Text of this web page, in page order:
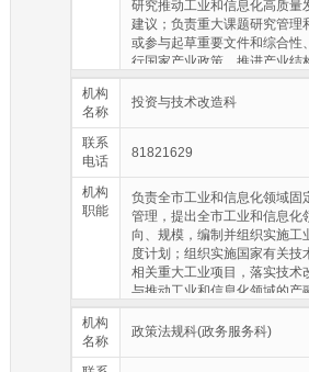
研究推动工业和信息化高质量
建议；负责重大课题研究管理
或参与起草重要文件和综合性
行国家产业政策、推进产业结
议，指导产业布局优化和产业
展、长三角区域一体化、长江
责工业和信息化领域相关信息
项目评审管理工作；培育新型
担工业和信息化领域改革相关
机构
名称
投资与技术改造科
联系
电话
81821629
机构
职能
负责全市工业和信息化领域固
管理，提出全市工业和信息化
向、规模，编制并组织实施工
度计划；组织实施国家有关技
相关重大工业项目，落实技术
与推动工业和信息化领域的产
机构
名称
政策法规科(政务服务科)